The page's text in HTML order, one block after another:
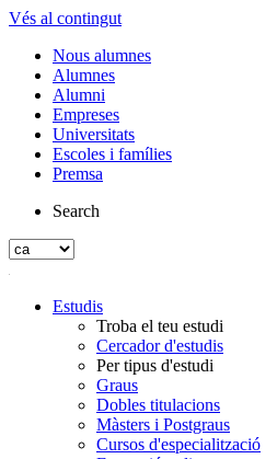
Vés al contingut
Nous alumnes
Alumnes
Alumni
Empreses
Universitats
Escoles i famílies
Premsa
Search
Estudis
Troba el teu estudi
Cercador d'estudis
Per tipus d'estudi
Graus
Dobles titulacions
Màsters i Postgraus
Cursos d'especialització